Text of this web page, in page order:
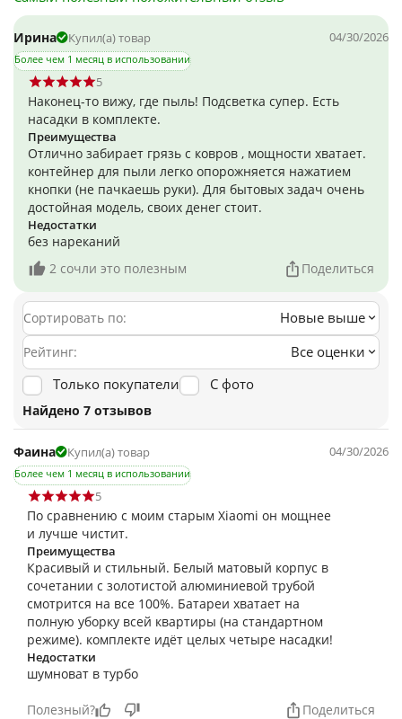
Ирина Купил(а) товар
Более чем 1 месяц в использовании
04/30/2026
5
Наконец-то вижу, где пыль! Подсветка супер. Есть
насадки в комплекте.
Преимущества
Отлично забирает грязь с ковров , мощности хватает.
контейнер для пыли легко опорожняется нажатием
кнопки (не пачкаешь руки). Для бытовых задач очень
достойная модель, своих денег стоит.
Недостатки
без нареканий
2 сочли это полезным
Поделиться
Сортировать по: Новые выше
Рейтинг:
Все оценки
Только покупатели
С фото
Найдено 7 отзывов
Фаина Купил(а) товар
Более чем 1 месяц в использовании
04/30/2026
5
По сравнению с моим старым Xiaomi он мощнее
и лучше чистит.
Преимущества
Красивый и стильный. Белый матовый корпус в
сочетании с золотистой алюминиевой трубой
смотрится на все 100%. Батареи хватает на
полную уборку всей квартиры (на стандартном
режиме). комплекте идёт целых четыре насадки!
Недостатки
шумноват в турбо
Полезный? Поделиться